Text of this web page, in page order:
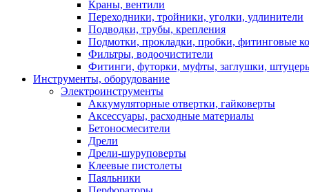
Краны, вентили
Переходники, тройники, уголки, удлинители
Подводки, трубы, крепления
Подмотки, прокладки, пробки, фитинговые
Фильтры, водоочистители
Фитинги, футорки, муфты, заглушки,
Инструменты, оборудование
Электроинструменты
Аккумуляторные отвертки, гайковерты
Аксессуары, расходные материалы
Бетоносмесители
Дрели
Дрели-шуруповерты
Клеевые пистолеты
Паяльники